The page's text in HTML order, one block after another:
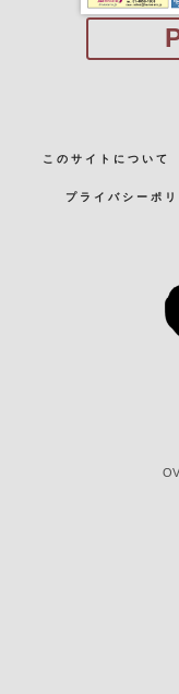
このサイトについて
プライバシーポリ